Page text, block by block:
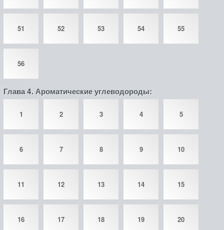
51 52 53 54 55
56
Глава 4. Ароматические углеводороды:
1 2 3 4 5
6 7 8 9 10
11 12 13 14 15
16 17 18 19 20